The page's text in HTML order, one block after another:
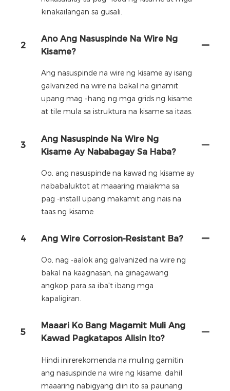
kinakailangan sa gusali.
2
Ano Ang Nasuspinde Na Wire Ng
Kisame?
Ang nasuspinde na wire ng kisame ay isang
galvanized na wire na bakal na ginamit
upang mag -hang ng mga grids ng kisame
at tile mula sa istruktura na kisame sa itaas.
3
Ang Nasuspinde Na Wire Ng
Kisame Ay Nababagay Sa Haba?
Oo, ang nasuspinde na kawad ng kisame ay
nababaluktot at maaaring maiakma sa
pag -install upang makamit ang nais na
taas ng kisame.
4 Ang Wire Corrosion-Resistant Ba?
Oo, nag -aalok ang galvanized na wire ng
bakal na kaagnasan, na ginagawang
angkop para sa iba't ibang mga
kapaligiran.
5
Maaari Ko Bang Magamit Muli Ang
Kawad Pagkatapos Alisin Ito?
Hindi inirerekomenda na muling gamitin
ang nasuspinde na wire ng kisame, dahil
maaaring nabigyang diin ito sa paunang